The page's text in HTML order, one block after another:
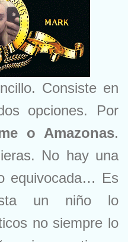
Consiste en
opciones. Por
o Amazonas.
No hay una
equivocada… Es
un niño lo
no siempre lo